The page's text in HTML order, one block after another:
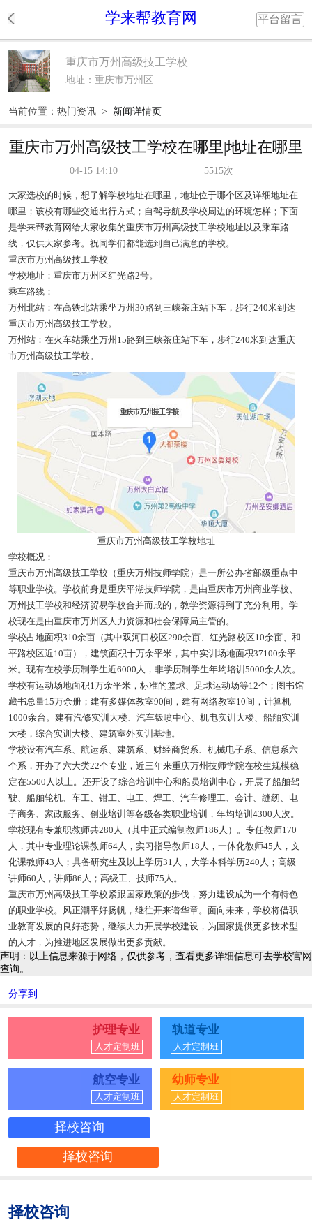
学来帮教育网 平台留言
重庆市万州高级技工学校
地址：重庆市万州区
当前位置： 热门资讯 > 新闻详情页
重庆市万州高级技工学校在哪里|地址在哪里
04-15 14:10 5515次
大家选校的时候，想了解学校地址在哪里，地址位于哪个区及详细地址在
哪里；该校有哪些交通出行方式；自驾导航及学校周边的环境怎样；下面
是学来帮教育网给大家收集的重庆市万州高级技工学校地址以及乘车路
线，仅供大家参考。祝同学们都能选到自己满意的学校。
重庆市万州高级技工学校
学校地址：重庆市万州区红光路2号。
乘车路线：
万州北站：在高铁北站乘坐万州30路到三峡茶庄站下车，步行240米到达
重庆市万州高级技工学校。
万州站：在火车站乘坐万州15路到三峡茶庄站下车，步行240米到达重庆
市万州高级技工学校。
重庆市万州高级技工学校地址
学校概况：
重庆市万州高级技工学校（重庆万州技师学院）是一所公办省部级重点中
等职业学校。学校前身是重庆平湖技师学院，是由重庆市万州商业学校、
万州技工学校和经济贸易学校合并而成的，教学资源得到了充分利用。学
校现在是由重庆市万州区人力资源和社会保障局主管的。
学校占地面积310余亩（其中双河口校区290余亩、红光路校区10余亩、和
平路校区近10亩），建筑面积十万余平米，其中实训场地面积37100余平
米。现有在校学历制学生近6000人，非学历制学生年均培训5000余人次。
学校有运动场地面积1万余平米，标准的篮球、足球运动场等12个；图书馆
藏书总量15万余册；建有多媒体教室90间，建有网络教室10间，计算机
1000余台。建有汽修实训大楼、汽车钣喷中心、机电实训大楼、船舶实训
大楼，综合实训大楼、建筑室外实训基地。
学校设有汽车系、航运系、建筑系、财经商贸系、机械电子系、信息系六
个系，开办了六大类22个专业，近三年来重庆万州技师学院在校生规模稳
定在5500人以上。还开设了综合培训中心和船员培训中心，开展了船舶驾
驶、船舶轮机、车工、钳工、电工、焊工、汽车修理工、会计、缝纫、电
子商务、家政服务、创业培训等各级各类职业培训，年均培训4300人次。
学校现有专兼职教师共280人（其中正式编制教师186人）。专任教师170
人，其中专业理论课教师64人，实习指导教师18人，一体化教师45人，文
化课教师43人；具备研究生及以上学历31人，大学本科学历240人；高级
讲师60人，讲师86人；高级工、技师75人。
重庆市万州高级技工学校紧跟国家政策的步伐，努力建设成为一个有特色
的职业学校。风正潮平好扬帆，继往开来谱华章。面向未来，学校将借职
业教育发展的良好态势，继续大力开展学校建设，为国家提供更多技术型
的人才，为推进地区发展做出更多贡献。
声明：以上信息来源于网络，仅供参考，查看更多详细信息可去学校官网
查询。
分享到
护理专业
人才定制班
轨道专业
人才定制班
航空专业
人才定制班
幼师专业
人才定制班
择校咨询
择校咨询
择校咨询